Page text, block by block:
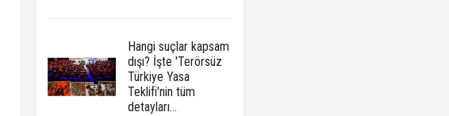
Hangi suçlar kapsam
dışı? İşte 'Terörsüz
Türkiye Yasa
Teklifi'nin tüm
detayları...